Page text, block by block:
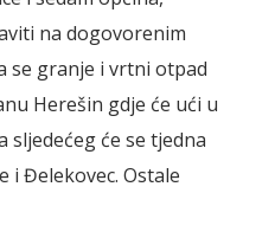
na dogovorenim
se granje i vrtni otpad
Herešin gdje će ući u
sljedećeg će se tjedna
i Đelekovec. Ostale